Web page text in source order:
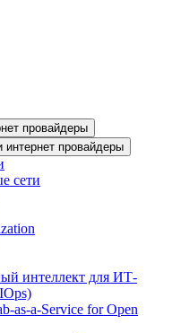
провайдеры
интернет провайдеры
сети
интеллект для ИТ-
as-a-Service for Open